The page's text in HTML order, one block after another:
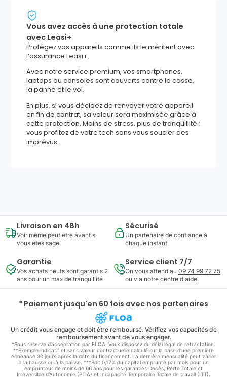
Vous avez accès à une protection totale
avec Leasi+
Protégez vos appareils comme ils le méritent avec
l’assurance Leasi+.
Avec notre service premium, vos smartphones,
laptops ou consoles sont couverts contre la casse,
la panne et le vol.
En plus, si vous décidez de renvoyer votre appareil
en fin de contrat, sa valeur sera maximisée grâce à
cette protection. Moins de stress, plus de tranquillité :
vous profitez de votre tech sans vous soucier des
imprévus.
Livraison en 48h
Voir même peut être avant si
vous êtes sage
Sécurisé
Un partenaire de confiance à
chaque instant
Garantie
Vos achats neufs sont garantis 2
ans pour un max de tranquillité
Service client 7/7
On vous attend au 09 74 99 72 75
ou via notre centre d'aide
* Paiement jusqu'en 60 fois avec nos partenaires
Un crédit vous engage et doit être remboursé. Vérifiez vos capacités de
remboursement avant de vous engager.
*Sous réserve d’acceptation par FLOA. Vous disposez du délai légal de rétractation.
**Exemple indicatif et sans valeur contractuelle calculé sur la base d'une première
échéance 30 jours après la date du financement. La dernière mensualité peut varier
à la hausse ou à la baisse. ***Soit 0,17% du capital emprunté par mois pour un
emprunteur de moins de 66 ans pour les garanties Décès, Perte Totale et
Irréversible d'Autonomie (PTIA) et Incapacité Temporaire Totale de travail (ITT).